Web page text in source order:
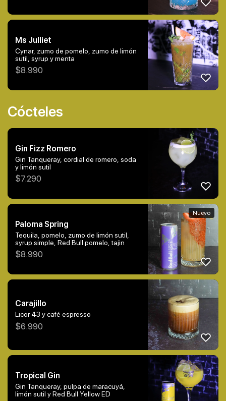
Ms Julliet
Cynar, zumo de pomelo, zumo de limón
sutil, syrup y menta
$8.990
Cócteles
Gin Fizz Romero
Gin Tanqueray, cordial de romero, soda
y limón sutil
$7.290
Paloma Spring
Tequila, pomelo, zumo de limón sutil,
syrup simple, Red Bull pomelo, tajin
$8.990
Nuevo
Carajillo
Licor 43 y café espresso
$6.990
Tropical Gin
Gin Tanqueray, pulpa de maracuyá,
limón sutil y Red Bull Yellow ED